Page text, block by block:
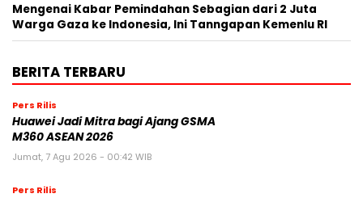
Mengenai Kabar Pemindahan Sebagian dari 2 Juta
Warga Gaza ke Indonesia, Ini Tanngapan Kemenlu RI
BERITA TERBARU
Pers Rilis
Huawei Jadi Mitra bagi Ajang GSMA
M360 ASEAN 2026
Jumat, 7 Agu 2026 - 00:42 WIB
Pers Rilis